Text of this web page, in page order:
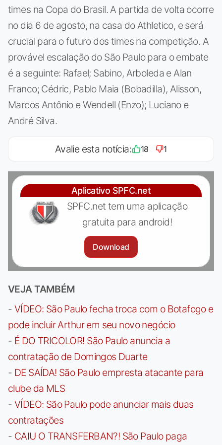
times na Copa do Brasil. A partida de volta ocorre
no dia 6 de agosto, na casa do Athletico, e será
crucial para o futuro dos times na competição. A
provável escalação do São Paulo para o embate
é a seguinte: Rafael; Sabino, Arboleda e Alan
Franco; Cédric, Pablo Maia (Bobadilla), Alisson,
Marcos Antônio e Wendell (Enzo); Luciano e
André Silva.
Avalie esta notícia: 18 1
Aplicativo SPFC.net
SPFC.net tem uma aplicação
gratuita para android!
Download
VEJA TAMBÉM
- VÍDEO: São Paulo fecha troca com o Botafogo e
pode incluir Arthur em seu novo negócio
- É DO TRICOLOR! São Paulo anuncia a
contratação de Domingos Duarte
- DE SAÍDA! São Paulo empresta atacante para
clube da MLS
- VÍDEO: São Paulo pode anunciar mais duas
contratações
- CAIU O TRANSFERBAN?! São Paulo paga